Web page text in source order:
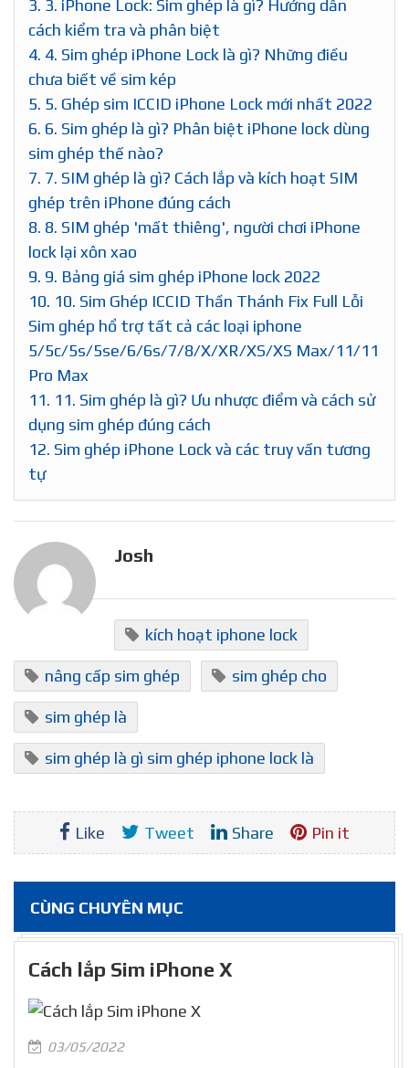
3. 3. iPhone Lock: Sim ghép là gì? Hướng dẫn
cách kiểm tra và phân biệt
4. 4. Sim ghép iPhone Lock là gì? Những điều
chưa biết về sim kép
5. 5. Ghép sim ICCID iPhone Lock mới nhất 2022
6. 6. Sim ghép là gì? Phân biệt iPhone lock dùng
sim ghép thế nào?
7. 7. SIM ghép là gì? Cách lắp và kích hoạt SIM
ghép trên iPhone đúng cách
8. 8. SIM ghép 'mất thiêng', người chơi iPhone
lock lại xôn xao
9. 9. Bảng giá sim ghép iPhone lock 2022
10. 10. Sim Ghép ICCID Thần Thánh Fix Full Lỗi
Sim ghép hổ trợ tất cả các loại iphone
5/5c/5s/5se/6/6s/7/8/X/XR/XS/XS Max/11/11
Pro Max
11. 11. Sim ghép là gì? Ưu nhược điểm và cách sử
dụng sim ghép đúng cách
12. Sim ghép iPhone Lock và các truy vấn tương
tự
Josh
kích hoạt iphone lock
nâng cấp sim ghép sim ghép cho
sim ghép là
sim ghép là gì sim ghép iphone lock là
Like Tweet Share Pin it
CÙNG CHUYÊN MỤC
Cách lắp Sim iPhone X
03/05/2022